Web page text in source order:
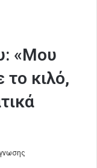
«Μου
το κιλό,